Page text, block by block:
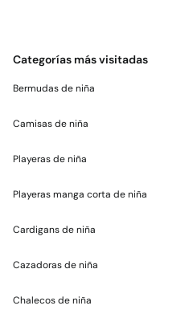
Categorías más visitadas
Bermudas de niña
Camisas de niña
Playeras de niña
Playeras manga corta de niña
Cardigans de niña
Cazadoras de niña
Chalecos de niña